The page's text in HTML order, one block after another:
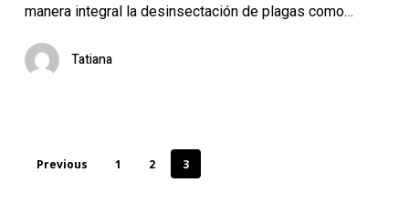
España
manera integral la desinsectación de plagas como…
Tatiana
Previous 1 2 3